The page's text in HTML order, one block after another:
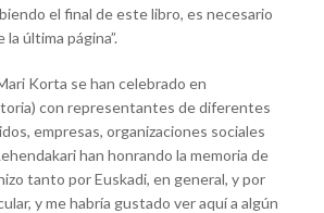
el final de este libro, es necesario
última página”.
Korta se han celebrado en
con representantes de diferentes
empresas, organizaciones sociales
han honrando la memoria de
tanto por Euskadi, en general, y por
y me habría gustado ver aquí a algún